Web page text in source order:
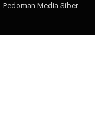
Pedoman Media Siber